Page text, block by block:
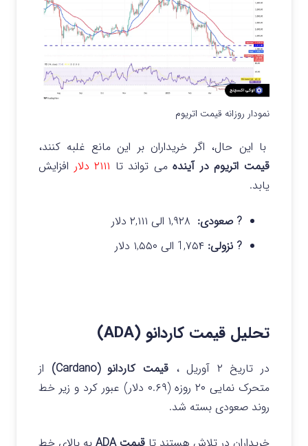
نمودار روزانه قیمت اتریوم
با این حال، اگر خریداران بر این مانع غلبه کنند،
قیمت اتریوم در آیندهمی تواند تا ۲۱۱۱ دلار
افزایش
یابد.
? صعودی: ۱,۹۲۸ الی ۲,۱۱۱ دلار
? نزولی:
تحلیل قیمت کاردانو (ADA)
در تاریخ ۲ آوریل ، قیمت کاردانو (Cardano)
از
متحرک نمایی ۲۰ روزه (۰.۶۹ دلار) عبور کرد و زیر خط
روند صعودی بسته شد.